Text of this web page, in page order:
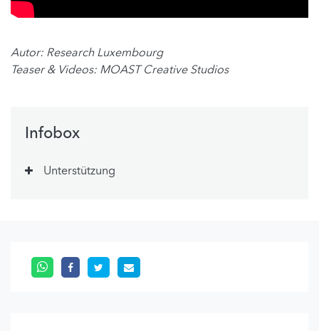
Autor: Research Luxembourg
Teaser & Videos: MOAST Creative Studios
Infobox
Unterstützung